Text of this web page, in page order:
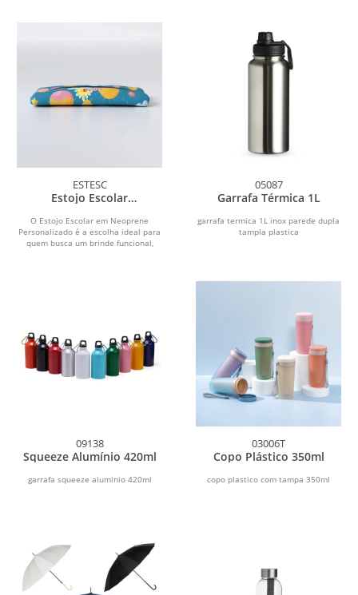
ESTESC
Estojo Escolar
O Estojo Escolar em Neoprene
Personalizado é a escolha ideal para
quem busca um brinde funcional,
05087
Garrafa Térmica 1L
garrafa termica 1L inox parede dupla
tampla plastica
09138
Squeeze Alumínio 420ml
garrafa squeeze aluminio 420ml
03006T
Copo Plástico 350ml
copo plastico com tampa 350ml